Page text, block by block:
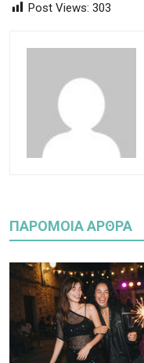
Post Views: 303
ΠΑΡΟΜΟΙΑ ΑΡΘΡΑ